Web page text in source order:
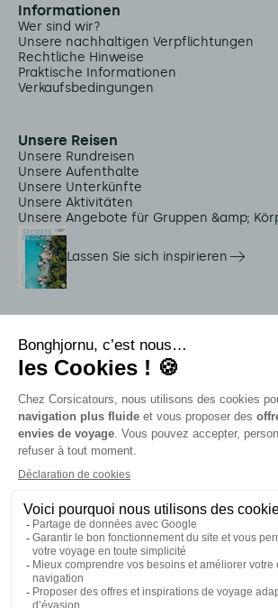
Informationen
Wer sind wir?
Unsere nachhaltigen Verpflichtungen
Rechtliche Hinweise
Praktische Informationen
Verkaufsbedingungen
Unsere Reisen
Unsere Rundreisen
Unsere Aufenthalte
Unsere Unterkünfte
Unsere Aktivitäten
Unsere Angebote für Gruppen &amp;
Lassen Sie sich inspirieren
Citadina Shuttles
Quallenalarm
Autocars rapides bleus
Kontaktieren Sie unsere
Unsere Partner